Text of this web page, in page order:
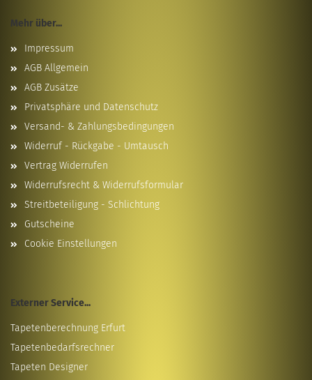
Mehr über...
Impressum
AGB Allgemein
AGB Zusätze
Privatsphäre und Datenschutz
Versand- & Zahlungsbedingungen
Widerruf - Rückgabe - Umtausch
Vertrag Widerrufen
Widerrufsrecht & Widerrufsformular
Streitbeteiligung - Schlichtung
Gutscheine
Cookie Einstellungen
Externer Service...
Tapetenberechnung Erfurt
Tapetenbedarfsrechner
Tapeten Designer